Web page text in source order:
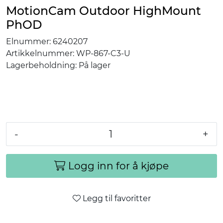
MotionCam Outdoor HighMount
PhOD
Elnummer: 6240207
Artikkelnummer: WP-867-C3-U
Lagerbeholdning: På lager
- +
Logg inn for å kjøpe
Legg til favoritter